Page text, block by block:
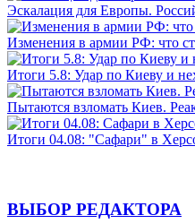
Эскалация для Европы.
Изменения в армии РФ: что
Итоги 5.8: Удар по Киеву и
Пытаются взломать Киев.
Итоги 04.08: "Сафари" в
ВЫБОР РЕДАКТОРА